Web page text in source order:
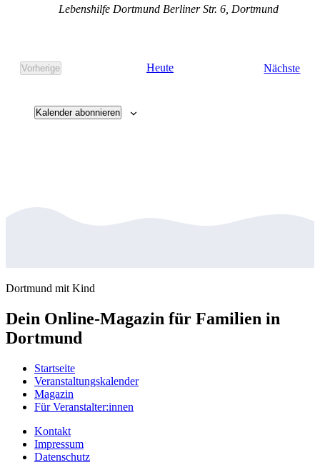
Lebenshilfe Dortmund Berliner Str. 6, Dortmund
Vorherige
Veranstaltungen
Heute Nächste
Kalender abonnieren
Dortmund mit Kind
Dein Online-Magazin für Familien in
Dortmund
Startseite
Veranstaltungskalender
Magazin
Für Veranstalter:innen
Kontakt
Impressum
Datenschutz